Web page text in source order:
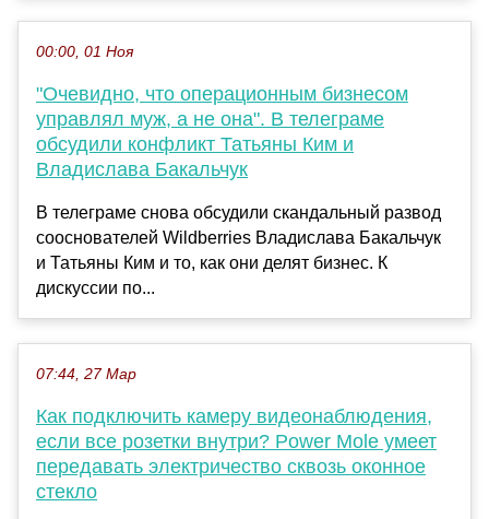
00:00, 01 Ноя
"Очевидно, что операционным бизнесом
управлял муж, а не она". В телеграме
обсудили конфликт Татьяны Ким и
Владислава Бакальчук
В телеграме снова обсудили скандальный развод
сооснователей Wildberries Владислава Бакальчук
и Татьяны Ким и то, как они делят бизнес. К
дискуссии по...
07:44, 27 Мар
Как подключить камеру видеонаблюдения,
если все розетки внутри? Power Mole умеет
передавать электричество сквозь оконное
стекло